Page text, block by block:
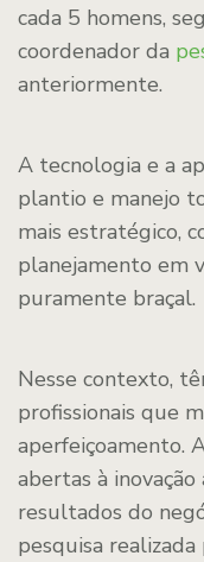
cada 5 homens,
coordenador da
anteriormente.
A tecnologia e a
plantio e manejo
mais estratégico,
planejamento em
puramente braçal.
Nesse contexto,
profissionais que
aperfeiçoamento.
abertas à
resultados do
pesquisa realizada